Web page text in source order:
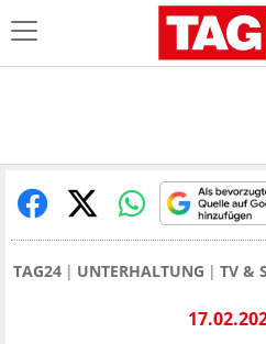
TAG24 UNTERHALTUNG TV &